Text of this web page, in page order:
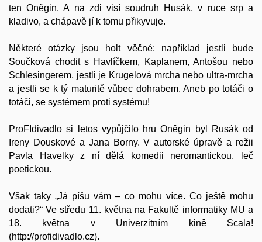
ten Oněgin. A na zdi visí soudruh Husák, v ruce srp a
kladivo, a chápavě jí k tomu přikyvuje.
Některé otázky jsou holt věčné: například jestli bude
Součková chodit s Havlíčkem, Kaplanem, Antošou nebo
Schlesingerem, jestli je Krugelová mrcha nebo ultra-mrcha
a jestli se k tý maturitě vůbec dohrabem. Aneb po totáči o
totáči, se systémem proti systému!
ProFIdivadlo si letos vypůjčilo hru Oněgin byl Rusák od
Ireny Douskové a Jana Borny. V autorské úpravě a režii
Pavla Havelky z ní dělá komedii neromantickou, leč
poetickou.
Však taky „Já píšu vám – co mohu více. Co ještě mohu
dodati?“ Ve středu 11. května na Fakultě informatiky MU a
18. května v Univerzitním kině Scala!
(http://profidivadlo.cz).